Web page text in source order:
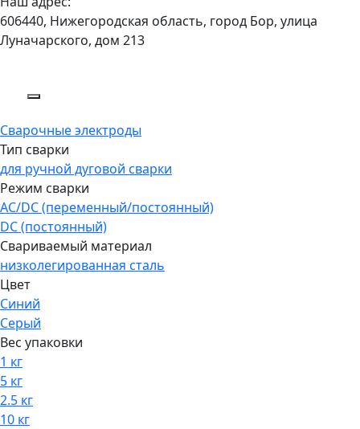
606440, Нижегородская область, город Бор, улица
Луначарского, дом 213
Сварочные электроды
Тип сварки
для ручной дуговой сварки
Режим сварки
AC/DC (переменный/постоянный)
DC (постоянный)
Свариваемый материал
низколегированная сталь
Цвет
Синий
Серый
Вес упаковки
1 кг
5 кг
2.5 кг
10 кг